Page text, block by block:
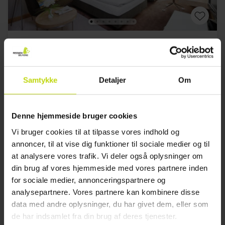
Samtykke Detaljer Om
Denne hjemmeside bruger cookies
Vi bruger cookies til at tilpasse vores indhold og
annoncer, til at vise dig funktioner til sociale medier og til
at analysere vores trafik. Vi deler også oplysninger om
din brug af vores hjemmeside med vores partnere inden
for sociale medier, annonceringspartnere og
analysepartnere. Vores partnere kan kombinere disse
data med andre oplysninger, du har givet dem, eller som
de har indsamlet fra din brug af deres tjenester.
Komfort i Regensdorf
Mövenpick Zurich Regensdorf
4.0/ 5 Meget god 1 anmeldelser
overnatninger med morgenbuffet
2x 3-retters menu/buffet
1x 1 velkomstdrink
1x 1 fl. vand på værelset (pr. vær.)
∞ Sen check ud
Se alt, der er inkluderet
Aug pp1979,- Sep pp1979,-
I alt 3958,-
Se mere